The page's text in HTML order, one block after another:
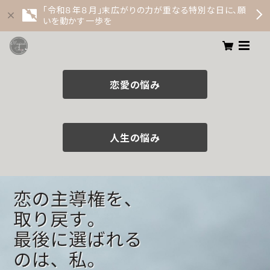
「令和８年８月」末広がりの力が重なる特別な日に、願
いを動かす一歩を
恋愛の悩み
人生の悩み